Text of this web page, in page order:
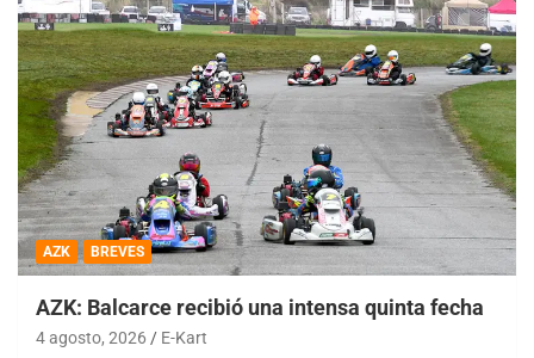
AZK BREVES
AZK: Balcarce recibió una intensa quinta fecha
4 agosto, 2026 E-Kart